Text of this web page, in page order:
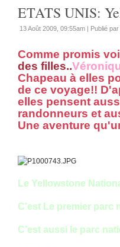
ETATS UNIS:
13 Août 2009, 09:55am | Publié
Comme promis
des filles..
Chapeau à elles
de ce voyage!!
elles pensent
randonneurs et
Une aventure
Le Yellowstone
C'est Le premier parc
C’est aussi le parc